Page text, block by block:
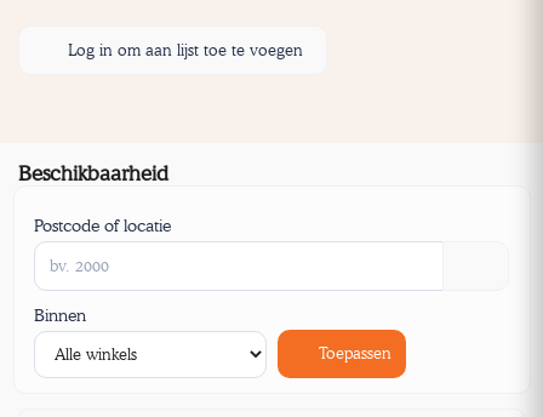
Log in om aan lijst toe te voegen
Beschikbaarheid
Postcode of locatie
Binnen
Toepassen